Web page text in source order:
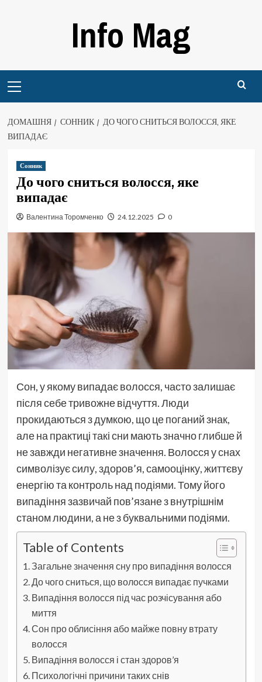
Info Mag
Menu
ДОМАШНЯ СОННИК
ДО ЧОГО СНИТЬСЯ ВОЛОССЯ, ЯКЕ
ВИПАДАЄ
Сонник
До чого сниться волосся, яке
випадає
Валентина Торомченко 24.12.2025 0
Сон, у якому випадає волосся, часто залишає
після себе тривожне відчуття. Люди
прокидаються з думкою, що це поганий знак,
але на практиці такі сни мають значно глибше й
не завжди негативне значення. Волосся у снах
символізує силу, здоров’я, самооцінку, життєву
енергію та контроль над подіями. Тому його
випадіння зазвичай пов’язане з внутрішнім
станом людини, а не з буквальними подіями.
Table of Contents
Загальне значення сну про випадіння волосся
До чого сниться, що волосся випадає пучками
Випадіння волосся під час розчісування або
миття
Сон про облисіння або майже повну втрату
волосся
Випадіння волосся і стан здоров’я
Психологічні причини таких снів